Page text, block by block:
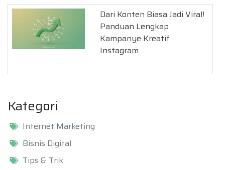
Dari Konten Biasa Jadi Viral!
Panduan Lengkap
Kampanye Kreatif
Instagram
Kategori
Internet Marketing
Bisnis Digital
Tips & Trik